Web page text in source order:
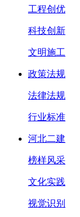
工程创优
科技创新
文明施工
政策法规
法律法规
行业标准
河北二建
榜样风采
文化实践
视觉识别